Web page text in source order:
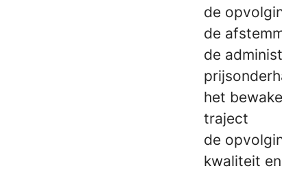
de
de
de
het
traject
de
kwaliteit